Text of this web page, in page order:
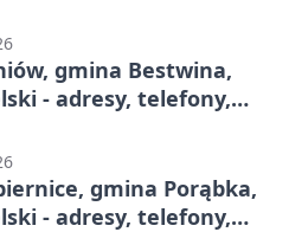
gmina Bestwina,
- adresy, telefony,
gmina Porąbka,
- adresy, telefony,